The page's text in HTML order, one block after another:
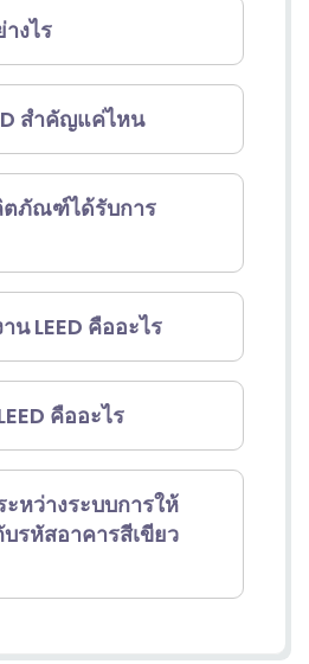
ฐานสำหรับการ
สร้าง และการดำเนิน
า เพื่อให้แน่ใจว่าพวก
บที่ได้รับการยอมรับ
หรับการรับรองและให้
เขียว
Leadership in
างไร
อง LEED โครงการ
ะแนนโดยการปฏิบัติ
ละเกณฑ์ที่เกี่ยวข้อง
งาน น้ำ ของเสีย การ
สำคัญแค่ไหน
มีความสำคัญอย่าง
ป็นสัญลักษณ์ที่ได้รับ
ะดับโลกของความ
เป็นผู้นำด้านความ
ะให้กรอบแนวทางใน
รสีเขียวที่ดีต่อสุขภาพ
ละประหยัดต้นทุน ซึ่ง
นสิ่งแวดล้อม สังคม
ตภัณฑ์ได้รับการ
มอบให้กับโครงสร้าง
าคาร พื้นที่ ชุมชน บ้าน
ที่ปฏิบัติตามเกณฑ์
เรื่องความเป็นมิตร
ระบบการให้คะแนน
ลการดำเนินงานด้าน
วมของโครงสร้าง
น LEED คืออะไร
น LEED ซึ่งรู้จักกันใน
in Energy and
Design เป็น
ที่ก่อตั้งขึ้นในปี 1994
รเขียวสหรัฐอเมริกา
คืออะไร
in
หว่างระบบการให้
บรหัสอาคารสีเขียว